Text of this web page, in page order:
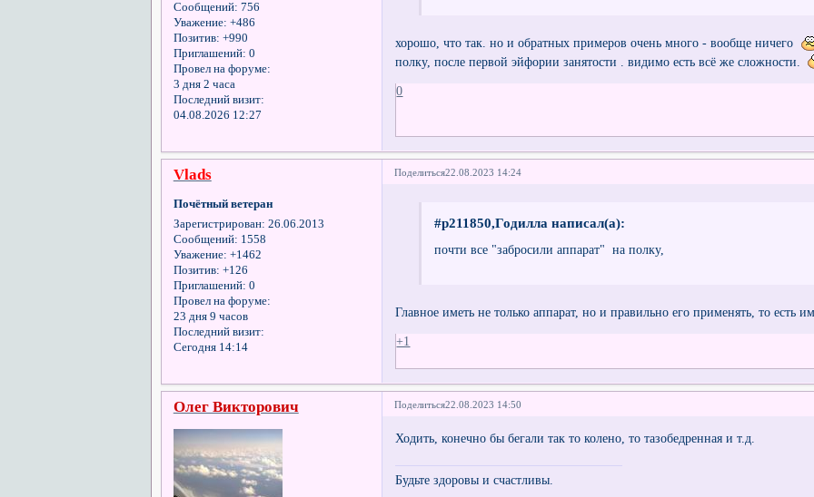
Сообщений: 756
Уважение: +486
Позитив: +990
Приглашений: 0
Провел на форуме:
3 дня 2 часа
Последний визит:
04.08.2026 12:27
хорошо, что так. но и обратных примеров очень много - вообще ничего
полку, после первой эйфории занятости . видимо есть всё же сложности.
0
Поделиться22.08.2023 14:24
Vlads
Почётный ветеран
Зарегистрирован: 26.06.2013
Сообщений: 1558
Уважение: +1462
Позитив: +126
Приглашений: 0
Провел на форуме:
23 дня 9 часов
Последний визит:
Сегодня 14:14
#p211850,Годилла написал(а):
почти все "забросили аппарат" на полку,
Главное иметь не только аппарат, но и правильно его применять, то есть
+1
Поделиться22.08.2023 14:50
Олег Викторович
Ходить, конечно бы бегали так то колено, то тазобедренная и т.д.
Будьте здоровы и счастливы.